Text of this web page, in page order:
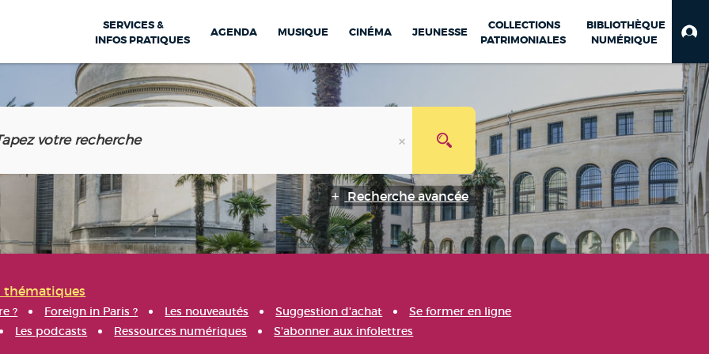
SERVICES &
INFOS PRATIQUES
AGENDA MUSIQUE CINÉMA JEUNESSE
COLLECTIONS
PATRIMONIALES
BIBLIOTHÈQUE
NUMÉRIQUE
Recherche avancée
thématiques
? Foreign in Paris ? Les nouveautés Suggestion d'achat
Se former en ligne
Les podcasts Ressources numériques S'abonner aux infolettres